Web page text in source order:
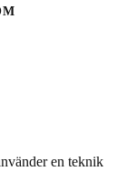
en teknik